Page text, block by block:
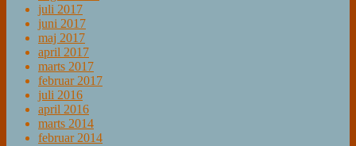
juli 2017
juni 2017
maj 2017
april 2017
marts 2017
februar 2017
juli 2016
april 2016
marts 2014
februar 2014